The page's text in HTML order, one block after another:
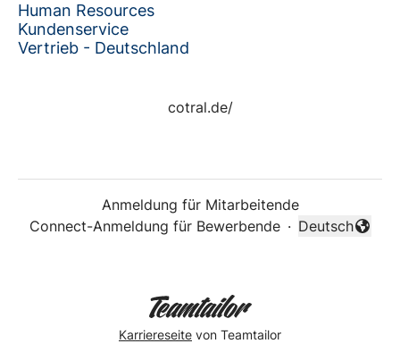
Human Resources
Kundenservice
Vertrieb - Deutschland
cotral.de/
Anmeldung für Mitarbeitende
Connect-Anmeldung für Bewerbende ·
Sprache
Deutsch
Karriereseite von Teamtailor